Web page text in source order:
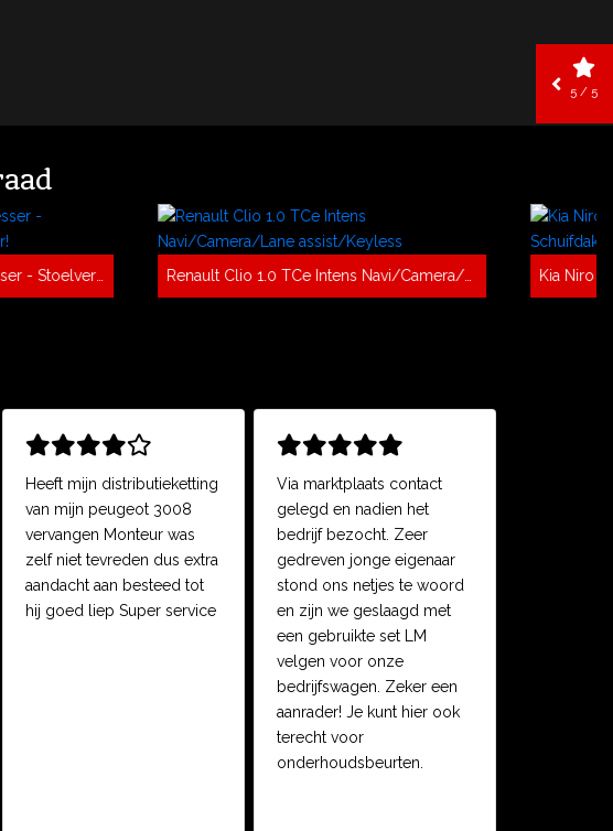
Renault Clio 1.0 TCe Intens Navi/Camera/Lane assist/Keyless
Heeft mijn distributieketting
van mijn peugeot 3008
vervangen Monteur was
zelf niet tevreden dus extra
aandacht aan besteed tot
hij goed liep Super service
Via marktplaats contact
gelegd en nadien het
bedrijf bezocht. Zeer
gedreven jonge eigenaar
stond ons netjes te woord
en zijn we geslaagd met
een gebruikte set LM
velgen voor onze
bedrijfswagen. Zeker een
aanrader! Je kunt hier ook
terecht voor
onderhoudsbeurten.
5 / 5